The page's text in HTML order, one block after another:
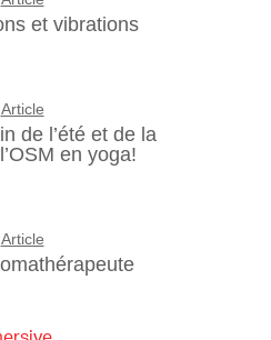
et vibrations
Article
de l’été et de la
en yoga!
Article